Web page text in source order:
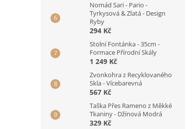
Nomád Sari - Pario -
Tyrkysová & Zlatá - Design
Ryby
294 Kč
Stolní Fontánka - 35cm -
Formace Přírodní Skály
1 249 Kč
Zvonkohra z Recyklovaného
Skla - Vícebarevná
567 Kč
Taška Přes Rameno z Měkké
Tkaniny - Džínová Modrá
329 Kč